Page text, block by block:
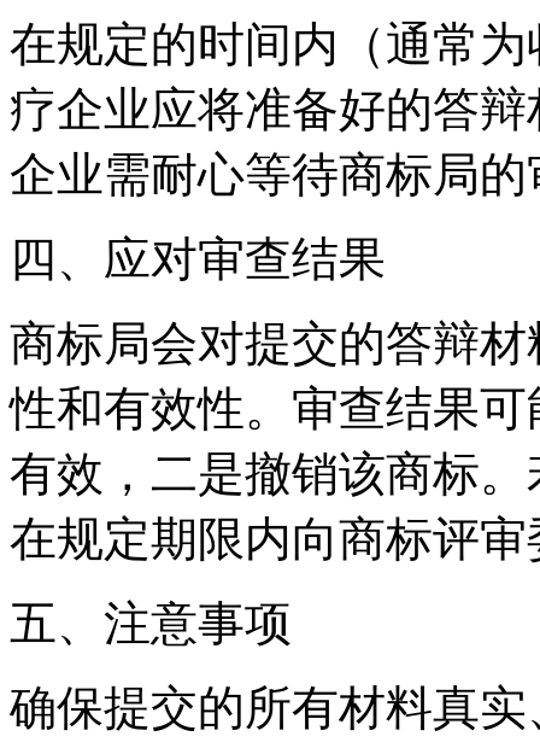
在规定的时间内（通常
疗企业应将准备好的答
企业需耐心等待商标局的
四、应对审查结果
商标局会对提交的答辩
性和有效性。审查结果
有效，二是撤销该商标
在规定期限内向商标评
五、注意事项
确保提交的所有材料真